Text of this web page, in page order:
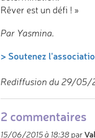
Rêver est un défi ! »
Par Yasmina.
> Soutenez
Rediffusion du 29/05/
2 commentaires
15/06/2015 à 18:38par